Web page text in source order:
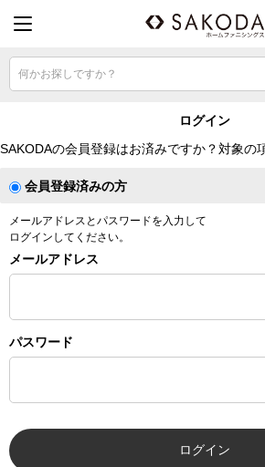
何かお探しですか？
ログイン
SAKODAの会員登録はお済みですか？対象の
会員登録済みの方
メールアドレスとパスワードを入力して
ログインしてください。
メールアドレス
パスワード